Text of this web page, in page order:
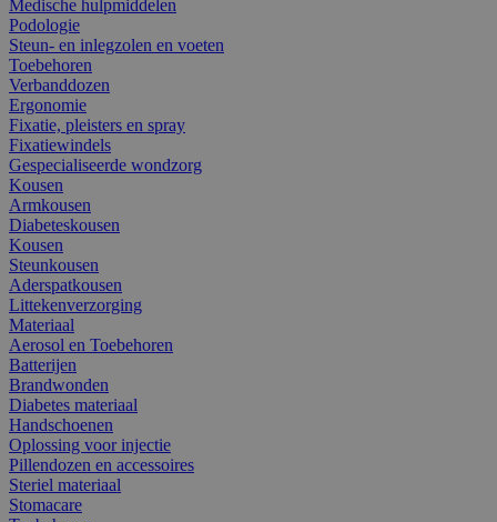
Medische hulpmiddelen
Podologie
Steun- en inlegzolen en voeten
Toebehoren
Verbanddozen
Ergonomie
Fixatie, pleisters en spray
Fixatiewindels
Gespecialiseerde wondzorg
Kousen
Armkousen
Diabeteskousen
Kousen
Steunkousen
Aderspatkousen
Littekenverzorging
Materiaal
Aerosol en Toebehoren
Batterijen
Brandwonden
Diabetes materiaal
Handschoenen
Oplossing voor injectie
Pillendozen en accessoires
Steriel materiaal
Stomacare